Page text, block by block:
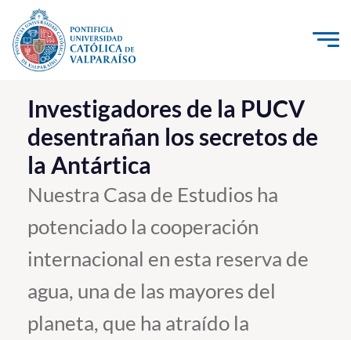
Click acá para ir directamente al contenido
La Universidad
Investigación, Creación e Innovación
PUCV Internacional
Vinculación con el Medio
Admisión
Investigadores de la PUCV
desentrañan los secretos de
la Antártica
Nuestra Casa de Estudios ha
potenciado la cooperación
internacional en esta reserva de
agua, una de las mayores del
planeta, que ha atraído la